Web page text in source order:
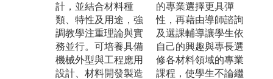
計，並結合材料種
類、特性及用途，強
調教學注重理論與實
務並行。可培養具備
機械外型與工程應用
設計、材料開發製造
的專業選擇更具彈
性，再藉由導師諮詢
及選課輔導讓學生依
自己的興趣與專長選
修各材料領域的專業
課程，使學生不論繼